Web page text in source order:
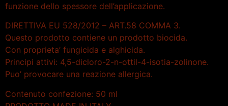
funzione dello spessore dell’applicazione.
DIRETTIVA EU 528/2012 – ART.58 COMMA 3.
Questo prodotto contiene un prodotto biocida.
Con proprieta’ fungicida e alghicida.
Principi attivi: 4,5-dicloro-2-n-ottil-4-isotia-zolinone.
Puo’ provocare una reazione allergica.
Contenuto confezione: 50 ml